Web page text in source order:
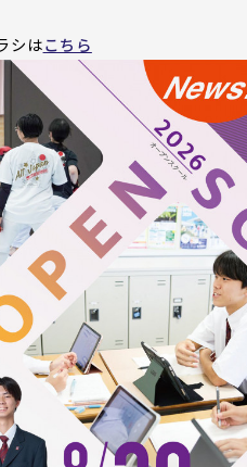
シはこちら